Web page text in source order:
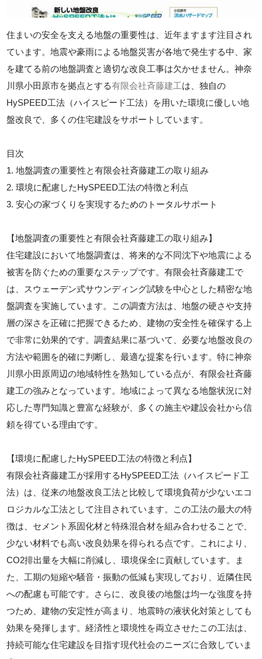
住まいの安全を支える地盤の重要性は、近年ますます注目され
ています。地震や豪雨による地盤災害が各地で発生する中、家
を建てる前の地盤調査と適切な改良工事は欠かせません。神奈
川県小田原市を拠点とする有限会社斉藤建工は、独自の
HySPEED工法（ハイスピード工法）を用いた環境に優しい地
盤改良で、多くの住宅建設をサポートしています。
目次
1. 地盤調査の重要性と有限会社斉藤建工の取り組み
2. 環境に配慮したHySPEED工法の特徴と利点
3. 安心の家づくりを実現するためのトータルサポート
【地盤調査の重要性と有限会社斉藤建工の取り組み】
住宅建設において地盤調査は、将来的な不同沈下や地震による
被害を防ぐための重要なステップです。有限会社斉藤建工で
は、スウェーデン式サウンディング試験を中心とした精密な地
盤調査を実施しています。この調査方法は、地盤の硬さや支持
層の深さを正確に把握できるため、建物の安全性を確保する上
で非常に効果的です。調査結果に基づいて、必要な地盤改良の
方法や範囲を的確に判断し、最適な提案を行います。特に神奈
川県小田原周辺の地域特性を熟知している点が、有限会社斉藤
建工の強みとなっています。地域によって異なる地盤状況に対
応した専門知識と豊富な経験が、多くの施主や建設会社から信
頼を得ている理由です。
【環境に配慮したHySPEED工法の特徴と利点】
有限会社斉藤建工が採用するHySPEED工法（ハイスピード工
法）は、従来の地盤改良工法と比較して環境負荷が少ないエコ
ロジカルな工法として注目されています。この工法の最大の特
徴は、セメント系固化材と特殊混合材を組み合わせることで、
少ない材料でも高い改良効果を得られる点です。これにより、
CO2排出量を大幅に削減し、環境保全に貢献しています。ま
た、工期の短縮や騒音・振動の低減も実現しており、近隣住民
への配慮も可能です。さらに、改良後の地盤は均一な強度を持
つため、建物の安定性が高まり、地震時の液状化対策としても
効果を発揮します。経済性と環境性を両立させたこの工法は、
持続可能な住宅建設を目指す現代社会のニーズに合致していま